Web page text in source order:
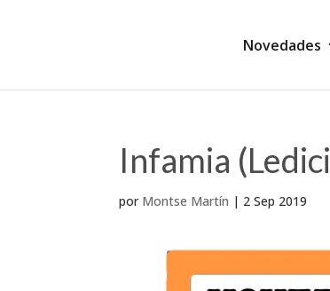
Novedades
Infamia
por Montse Martín | 2 Sep 2019